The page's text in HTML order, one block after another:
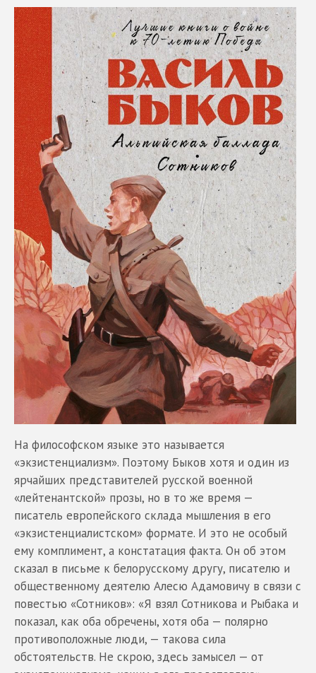
На философском языке это называется
«экзистенциализм». Поэтому Быков хотя и один из
ярчайших представителей русской военной
«лейтенантской» прозы, но в то же время —
писатель европейского склада мышления в его
«экзистенциалистском» формате. И это не особый
ему комплимент, а констатация факта. Он об этом
сказал в письме к белорусскому другу, писателю и
общественному деятелю Алесю Адамовичу в связи с
повестью «Сотников»: «Я взял Сотникова и Рыбака и
показал, как оба обречены, хотя оба — полярно
противоположные люди, — такова сила
обстоятельств. Не скрою, здесь замысел — от